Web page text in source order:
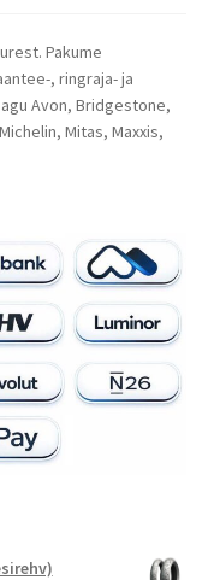
Pakume
, ringraja- ja
Avon, Bridgestone,
Mitas, Maxxis,